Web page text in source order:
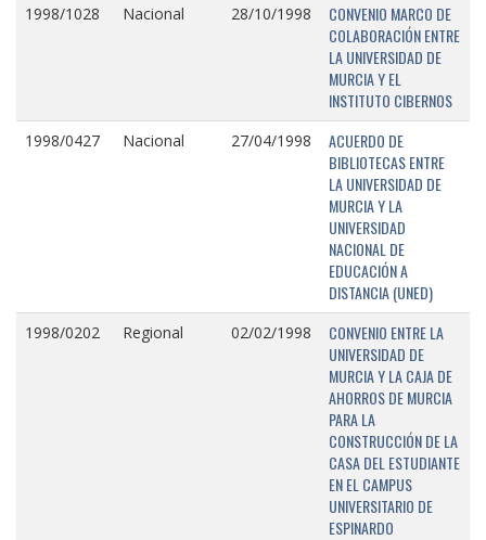
1998/1028 Nacional 28/10/1998
CONVENIO MARCO DE
COLABORACIÓN ENTRE
LA UNIVERSIDAD DE
MURCIA Y EL
INSTITUTO CIBERNOS
1998/0427 Nacional 27/04/1998
ACUERDO DE
BIBLIOTECAS ENTRE
LA UNIVERSIDAD DE
MURCIA Y LA
UNIVERSIDAD
NACIONAL DE
EDUCACIÓN A
DISTANCIA (UNED)
1998/0202 Regional 02/02/1998
CONVENIO ENTRE LA
UNIVERSIDAD DE
MURCIA Y LA CAJA DE
AHORROS DE MURCIA
PARA LA
CONSTRUCCIÓN DE LA
CASA DEL ESTUDIANTE
EN EL CAMPUS
UNIVERSITARIO DE
ESPINARDO